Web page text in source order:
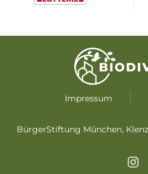
Impressum
BürgerStiftung München,